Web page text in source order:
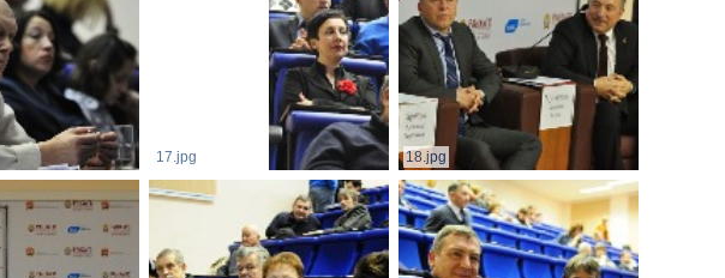
17.jpg 18.jpg